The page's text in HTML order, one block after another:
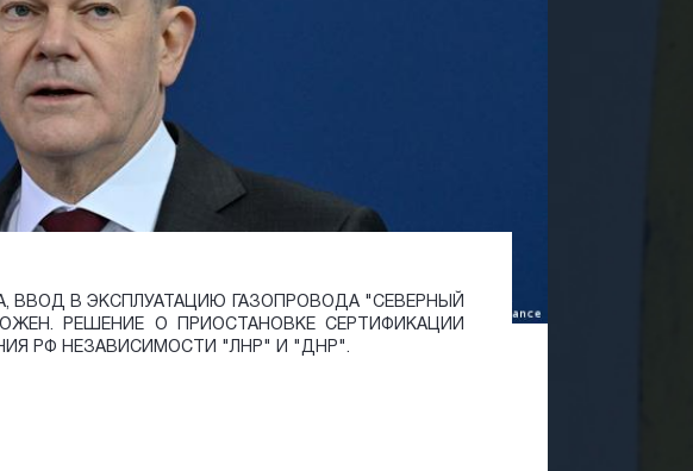
ВВОД В ЭКСПЛУАТАЦИЮ ГАЗОПРОВОДА "СЕВЕРНЫЙ
РЕШЕНИЕ О ПРИОСТАНОВКЕ СЕРТИФИКАЦИИ
РФ НЕЗАВИСИМОСТИ "ЛНР" И "ДНР".